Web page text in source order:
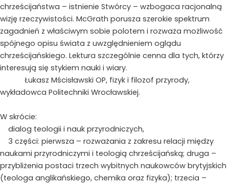
chrześcijaństwa – istnienie Stwórcy – wzbogaca racjonalną
wizję rzeczywistości. McGrath porusza szerokie spektrum
zagadnień z właściwym sobie polotem i rozważa możliwość
spójnego opisu świata z uwzględnieniem oglądu
chrześcijańskiego. Lektura szczególnie cenna dla tych, którzy
interesują się stykiem nauki i wiary.
Łukasz Mścisławski OP, fizyk i filozof przyrody,
wykładowca Politechniki Wrocławskiej.
W skrócie:
dialog teologii i nauk przyrodniczych,
3 części: pierwsza – rozważania z zakresu relacji między
naukami przyrodniczymi i teologią chrześcijańską; druga –
przybliżenia postaci trzech wybitnych naukowców brytyjskich
(teologa anglikańskiego, chemika oraz fizyka); trzecia –